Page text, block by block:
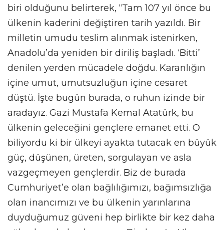
biri olduğunu belirterek, “Tam 107 yıl önce bu
ülkenin kaderini değiştiren tarih yazıldı. Bir
milletin umudu teslim alınmak istenirken,
Anadolu’da yeniden bir diriliş başladı. ‘Bitti’
denilen yerden mücadele doğdu. Karanlığın
içine umut, umutsuzluğun içine cesaret
düştü. İşte bugün burada, o ruhun izinde bir
aradayız. Gazi Mustafa Kemal Atatürk, bu
ülkenin geleceğini gençlere emanet etti. O
biliyordu ki bir ülkeyi ayakta tutacak en büyük
güç, düşünen, üreten, sorgulayan ve asla
vazgeçmeyen gençlerdir. Biz de burada
Cumhuriyet’e olan bağlılığımızı, bağımsızlığa
olan inancımızı ve bu ülkenin yarınlarına
duyduğumuz güveni hep birlikte bir kez daha